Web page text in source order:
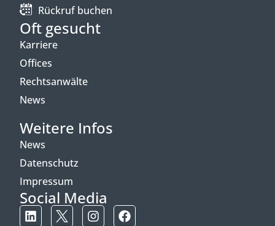
Rückruf buchen
Oft gesucht
Karriere
Offices
Rechtsanwälte
News
Weitere Infos
News
Datenschutz
Impressum
Social Media